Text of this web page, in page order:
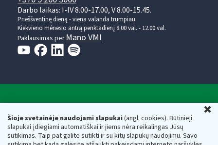
Šioje svetainėje naudojami slapukai(angl. cookies). Būtinieji
slapukai įdiegiami automatiškai ir jiems nėra reikalingas Jūsų
sutikimas. Taip pat galite sutikti ir su kitų slapukų naudojimu. Savo
Darbo laikas: I-IV 8.00-17.00, V 8.00-15.45.
Prieššventinę dieną - viena valanda trumpiau.
Kiekvieno mėnesio antrą penktadienį 8.00 val. - 12.00 val.
Paklausimas per Mano VMI
Respublikos finansų ministerijos
Biudžetinė įstaiga. Juridinio asmens kodas — 188659752,
adresas: Vasario 16-osios g. 14, 01107 Vilnius, Lietuva, el.paštas: